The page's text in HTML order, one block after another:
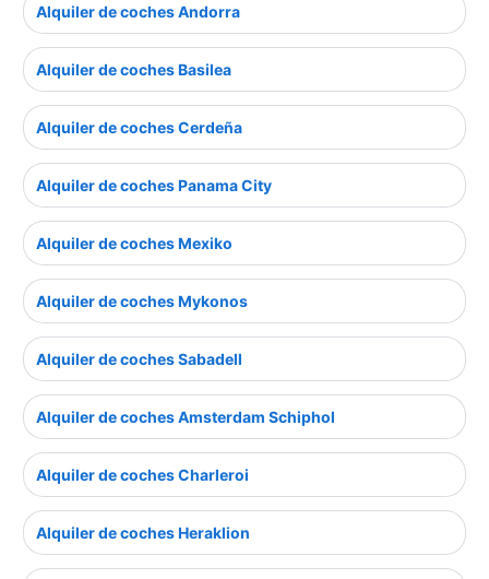
Alquiler de coches Andorra
Alquiler de coches Basilea
Alquiler de coches Cerdeña
Alquiler de coches Panama City
Alquiler de coches Mexiko
Alquiler de coches Mykonos
Alquiler de coches Sabadell
Alquiler de coches Amsterdam Schiphol
Alquiler de coches Charleroi
Alquiler de coches Heraklion